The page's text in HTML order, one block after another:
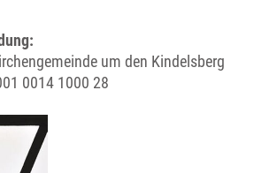
um den Kindelsberg
0014 1000 28